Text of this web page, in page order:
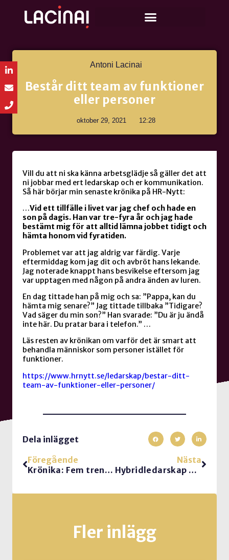
Antoni Lacinai
Består ditt team av funktioner
eller personer
oktober 29, 2021 12:28
Vill du att ni ska känna arbetsglädje så gäller det att
ni jobbar med ert ledarskap och er kommunikation.
Så här börjar min senaste krönika på HR-Nytt:
…Vid ett tillfälle i livet var jag chef och hade en
son på dagis. Han var tre-fyra år och jag hade
bestämt mig för att alltid lämna jobbet tidigt och
hämta honom vid fyratiden.
Problemet var att jag aldrig var färdig. Varje
eftermiddag kom jag dit och avbröt hans lekande.
Jag noterade knappt hans besvikelse eftersom jag
var upptagen med någon på andra änden av luren.
En dag tittade han på mig och sa: ”Pappa, kan du
hämta mig senare?” Jag tittade tillbaka ”Tidigare?
Vad säger du min son?” Han svarade: ”Du är ju ändå
inte här. Du pratar bara i telefon.” …
Läs resten av krönikan om varför det är smart att
behandla människor som personer istället för
funktioner.
https://www.hrnytt.se/ledarskap/bestar-ditt-
team-av-funktioner-eller-personer/
Dela inlägget
Föregående
Krönika: Fem trender för hybridarbetsplatsen
Nästa
Hybridledarskap = virtuellt ledarskap!
Fler inlägg